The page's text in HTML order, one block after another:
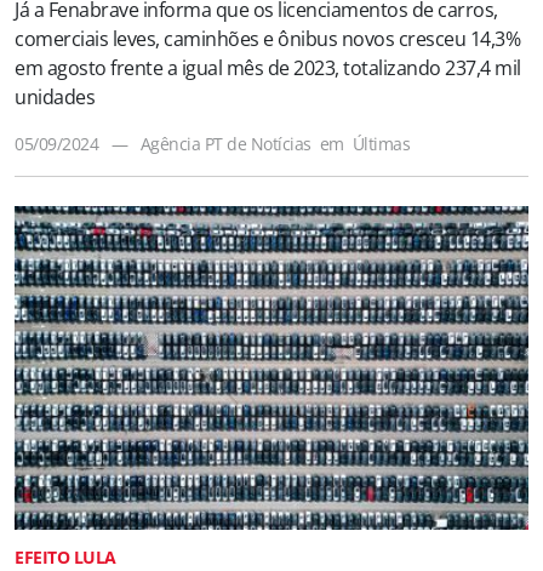
Já a Fenabrave informa que os licenciamentos de carros,
comerciais leves, caminhões e ônibus novos cresceu 14,3%
em agosto frente a igual mês de 2023, totalizando 237,4 mil
unidades
05/09/2024 — Agência PT de Notícias em Últimas
EFEITO LULA